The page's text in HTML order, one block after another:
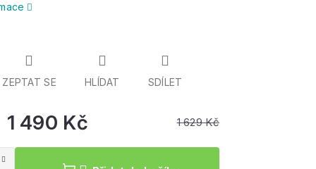
1 629 Kč
1 490 Kč
cena:
ZEPTAT SE HLÍDAT SDÍLET